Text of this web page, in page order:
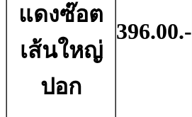
แดงซ๊อต
เส้นใหญ่
ปอก
396.00.-